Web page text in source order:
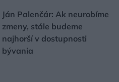
Ján Palenčár: Ak neurobíme
zmeny, stále budeme
najhorší v dostupnosti
bývania